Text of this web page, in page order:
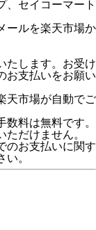
、セイコーマート
ールを楽天市場か
たします。お受け
お支払いをお願い
天市場が自動でご
料は無料です。
だけません。
のお支払いに関す
い。